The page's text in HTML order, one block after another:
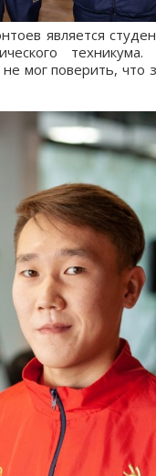
является
техникума.
мог поверить, что